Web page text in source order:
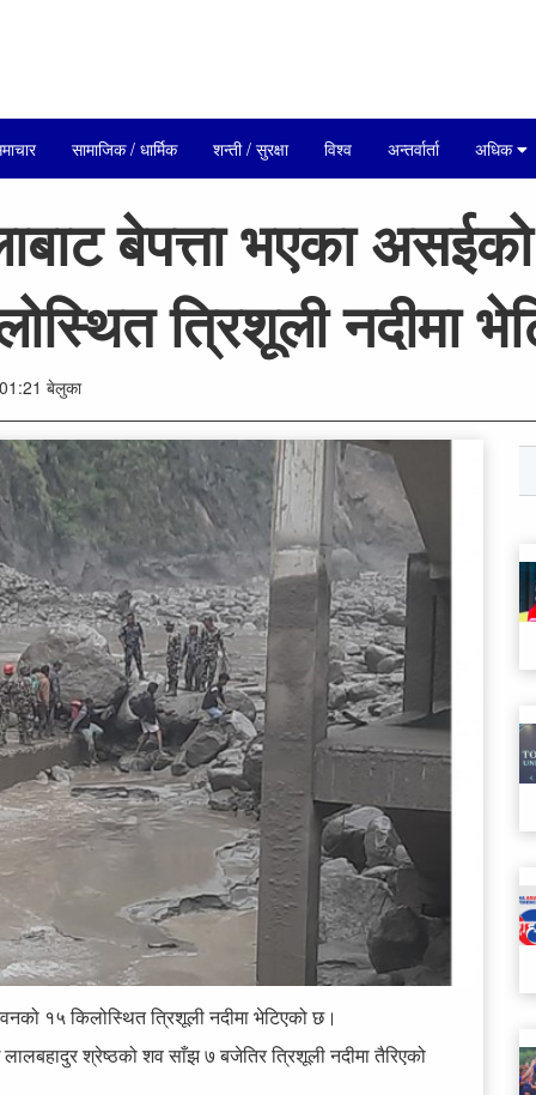
सामाजिक / धार्मिक शन्ती / सुरक्षा विश्व अन्तर्वार्ता अधिक
बेपत्ता भएका
त्रिशूली नदीमा
बेलुका
१५ किलोस्थित त्रिशूली नदीमा भेटिएको छ।
श्रेष्ठको शव साँझ ७ बजेतिर त्रिशूली नदीमा तैरिएको